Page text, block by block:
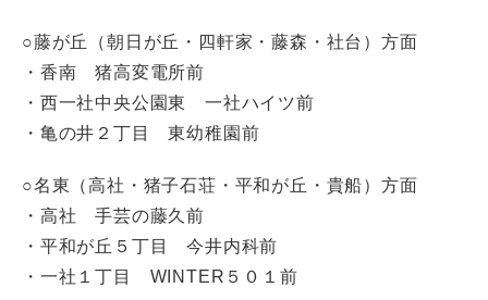
○藤が丘（朝日が丘・四軒家・藤森・社台）方面
・香南 猪高変電所前
・西一社中央公園東 一社ハイツ前
・亀の井２丁目 東幼稚園前
○名東（高社・猪子石荘・平和が丘・貴船）方面
・高社 手芸の藤久前
・平和が丘５丁目 今井内科前
・一社１丁目 WINTER５０１前